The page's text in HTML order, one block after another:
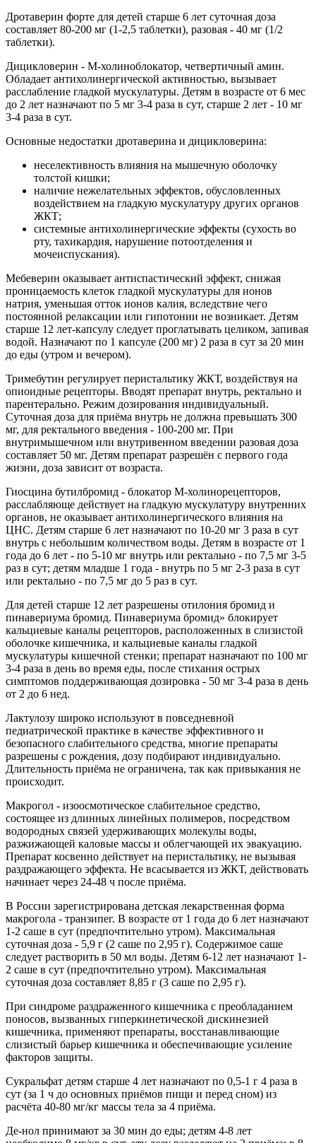
Дротаверин форте для детей старше 6 лет суточная доза
составляет 80-200 мг (1-2,5 таблетки), разовая - 40 мг (1/2
таблетки).
Дицикловерин - М-холиноблокатор, четвертичный амин.
Обладает антихолинергической активностью, вызывает
расслабление гладкой мускулатуры. Детям в возрасте от 6 мес
до 2 лет назначают по 5 мг 3-4 раза в сут, старше 2 лет - 10 мг
3-4 раза в сут.
Основные недостатки дротаверина и дицикловерина:
неселективность влияния на мышечную оболочку
толстой кишки;
наличие нежелательных эффектов, обусловленных
воздействием на гладкую мускулатуру других органов
ЖКТ;
системные антихолинергические эффекты (сухость во
рту, тахикардия, нарушение потоотделения и
мочеиспускания).
Мебеверин оказывает антиспастический эффект, снижая
проницаемость клеток гладкой мускулатуры для ионов
натрия, уменьшая отток ионов калия, вследствие чего
постоянной релаксации или гипотонии не возникает. Детям
старше 12 лет-капсулу следует проглатывать целиком, запивая
водой. Назначают по 1 капсуле (200 мг) 2 раза в сут за 20 мин
до еды (утром и вечером).
Тримебутин регулирует перистальтику ЖКТ, воздействуя на
опиоидные рецепторы. Вводят препарат внутрь, ректально и
парентерально. Режим дозирования индивидуальный.
Суточная доза для приёма внутрь не должна превышать 300
мг, для ректального введения - 100-200 мг. При
внутримышечном или внутривенном введении разовая доза
составляет 50 мг. Детям препарат разрешён с первого года
жизни, доза зависит от возраста.
Гиосцина бутилбромид - блокатор М-холинорецепторов,
расслабляюще действует на гладкую мускулатуру внутренних
органов, не оказывает антихолинергического влияния на
ЦНС. Детям старше 6 лет назначают по 10-20 мг 3 раза в сут
внутрь с небольшим количеством воды. Детям в возрасте от 1
года до 6 лет - по 5-10 мг внутрь или ректально - по 7,5 мг 3-5
раз в сут; детям младше 1 года - внутрь по 5 мг 2-3 раза в сут
или ректально - по 7,5 мг до 5 раз в сут.
Для детей старше 12 лет разрешены отилония бромид и
пинавериума бромид. Пинавериума бромид» блокирует
кальциевые каналы рецепторов, расположенных в слизистой
оболочке кишечника, и кальциевые каналы гладкой
мускулатуры кишечной стенки; препарат назначают по 100 мг
3-4 раза в день во время еды, после стихания острых
симптомов поддерживающая дозировка - 50 мг 3-4 раза в день
от 2 до 6 нед.
Лактулозу широко используют в повседневной
педиатрической практике в качестве эффективного и
безопасного слабительного средства, многие препараты
разрешены с рождения, дозу подбирают индивидуально.
Длительность приёма не ограничена, так как привыкания не
происходит.
Макрогол - изоосмотическое слабительное средство,
состоящее из длинных линейных полимеров, посредством
водородных связей удерживающих молекулы воды,
разжижающей каловые массы и облегчающей их эвакуацию.
Препарат косвенно действует на перистальтику, не вызывая
раздражающего эффекта. Не всасывается из ЖКТ, действовать
начинает через 24-48 ч после приёма.
В России зарегистрирована детская лекарственная форма
макрогола - транзипег. В возрасте от 1 года до 6 лет назначают
1-2 саше в сут (предпочтительно утром). Максимальная
суточная доза - 5,9 г (2 саше по 2,95 г). Содержимое саше
следует растворить в 50 мл воды. Детям 6-12 лет назначают 1-
2 саше в сут (предпочтительно утром). Максимальная
суточная доза составляет 8,85 г (3 саше по 2,95 г).
При синдроме раздраженного кишечника с преобладанием
поносов, вызванных гиперкинетической дискинезией
кишечника, применяют препараты, восстанавливающие
слизистый барьер кишечника и обеспечивающие усиление
факторов защиты.
Сукральфат детям старше 4 лет назначают по 0,5-1 г 4 раза в
сут (за 1 ч до основных приёмов пищи и перед сном) из
расчёта 40-80 мг/кг массы тела за 4 приёма.
Де-нол принимают за 30 мин до еды; детям 4-8 лет